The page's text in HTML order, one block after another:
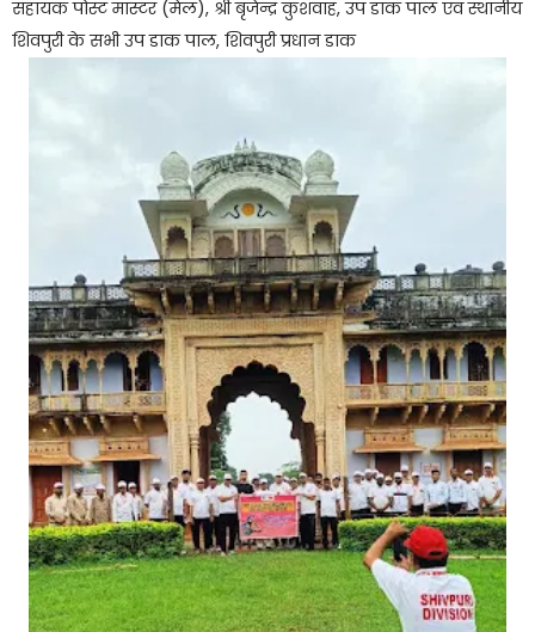
सहायक पोस्ट मास्टर (मेल), श्री बृजेन्द्र कुशवाह, उप डाक पाल एवं स्थानीय
शिवपुरी के सभी उप डाक पाल, शिवपुरी प्रधान डाक